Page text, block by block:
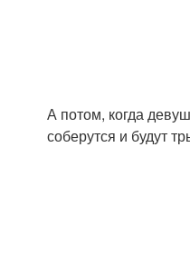
А потом, когда
соберутся и будут